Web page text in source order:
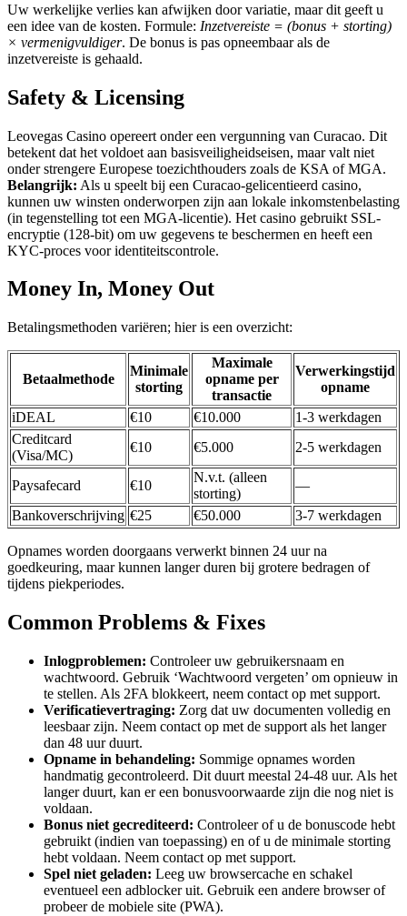
Uw werkelijke verlies kan afwijken door variatie, maar dit geeft u
een idee van de kosten. Formule: Inzetvereiste = (bonus + storting)
× vermenigvuldiger. De bonus is pas opneembaar als de
inzetvereiste is gehaald.
Safety & Licensing
Leovegas Casino opereert onder een vergunning van Curacao. Dit
betekent dat het voldoet aan basisveiligheidseisen, maar valt niet
onder strengere Europese toezichthouders zoals de KSA of MGA.
Belangrijk: Als u speelt bij een Curacao-gelicentieerd casino,
kunnen uw winsten onderworpen zijn aan lokale inkomstenbelasting
(in tegenstelling tot een MGA-licentie). Het casino gebruikt SSL-
encryptie (128-bit) om uw gegevens te beschermen en heeft een
KYC-proces voor identiteitscontrole.
Money In, Money Out
Betalingsmethoden variëren; hier is een overzicht:
Betaalmethode
Minimale
storting
Maximale
opname per
transactie
Verwerkingstijd
opname
iDEAL
€10 €10.000
1-3 werkdagen
Creditcard
(Visa/MC)
€10 €5.000 2-5 werkdagen
Paysafecard €10
N.v.t. (alleen
storting)
—
Bankoverschrijving €25 €50.000 3-7 werkdagen
Opnames worden doorgaans verwerkt binnen 24 uur na
goedkeuring, maar kunnen langer duren bij grotere bedragen of
tijdens piekperiodes.
Common Problems & Fixes
Inlogproblemen: Controleer uw gebruikersnaam en
wachtwoord. Gebruik ‘Wachtwoord vergeten’ om opnieuw in
te stellen. Als 2FA blokkeert, neem contact op met support.
Verificatievertraging: Zorg dat uw documenten volledig en
leesbaar zijn. Neem contact op met de support als het langer
dan 48 uur duurt.
Opname in behandeling: Sommige opnames worden
handmatig gecontroleerd. Dit duurt meestal 24-48 uur. Als het
langer duurt, kan er een bonusvoorwaarde zijn die nog niet is
voldaan.
Bonus niet gecrediteerd: Controleer of u de bonuscode hebt
gebruikt (indien van toepassing) en of u de minimale storting
hebt voldaan. Neem contact op met support.
Spel niet geladen: Leeg uw browsercache en schakel
eventueel een adblocker uit. Gebruik een andere browser of
probeer de mobiele site (PWA).